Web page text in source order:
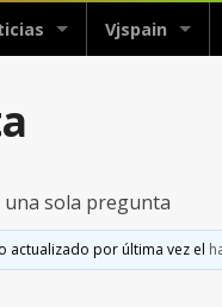
Vjspain
una sola pregunta
actualizado por última vez el